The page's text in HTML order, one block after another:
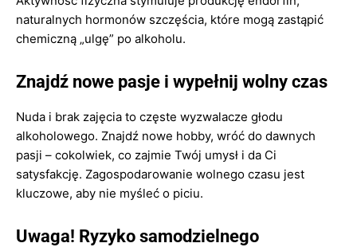
naturalnych hormonów szczęścia, które mogą zastąpić
chemiczną „ulgę” po alkoholu.
Znajdź nowe pasje i wypełnij wolny czas
Nuda i brak zajęcia to częste wyzwalacze głodu
alkoholowego. Znajdź nowe hobby, wróć do dawnych
pasji – cokolwiek, co zajmie Twój umysł i da Ci
satysfakcję. Zagospodarowanie wolnego czasu jest
kluczowe, aby nie myśleć o piciu.
Uwaga! Ryzyko samodzielnego